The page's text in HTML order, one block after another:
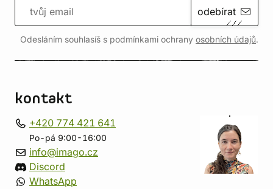
odebírat
Odesláním souhlasíš s podmínkami ochrany osobních údajů.
kontakt
+420 774 421 641
Po-pá 9:00-16:00
info@imago.cz
Discord
WhatsApp